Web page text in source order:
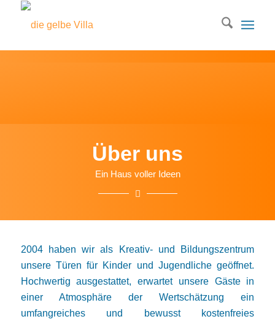
Über uns
Ein Haus voller Ideen
2004 haben wir als Kreativ- und Bildungszentrum
unsere Türen für Kinder und Jugendliche geöffnet.
Hochwertig ausgestattet, erwartet unsere Gäste in
einer Atmosphäre der Wertschätzung ein
umfangreiches und bewusst kostenfreies